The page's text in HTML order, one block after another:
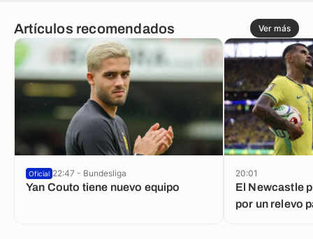
Artículos recomendados Ver más
Yan Couto tiene nuevo equipo
Oficial 22:47 - Bundesliga
El Newcastle
por un relevo
20:01